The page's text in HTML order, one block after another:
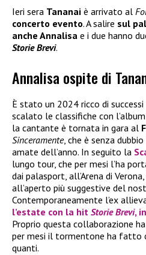
Ieri sera Tananai è arrivato al
concerto evento. A salire sul
anche Annalisa e i due hanno
Storie Brevi.
Annalisa ospite di
È stato un 2024 ricco di successi
scalato le classifiche con l’album
la cantante è tornata in gara al
Sinceramente, che è senza
amate dell’anno. In seguito la
lungo tour, che per mesi l’ha
dai palasport, all’Arena di
all’aperto più suggestive del
Contemporaneamente l’ex
l’estate con la hit Storie Brevi,
Proprio questa collaborazione
per mesi il tormentone ha fatto
quanti.